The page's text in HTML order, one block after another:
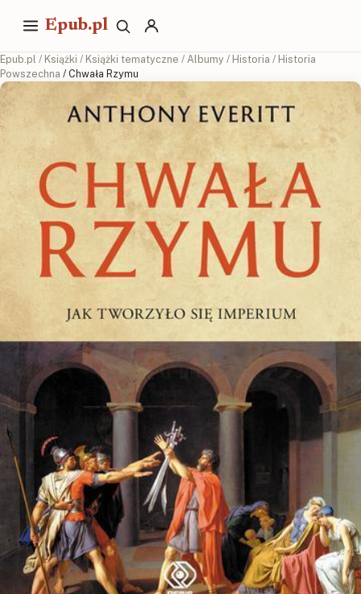
Epub.pl
Epub.pl / Książki / Książki tematyczne / Albumy / Historia / Historia
Powszechna / Chwała Rzymu